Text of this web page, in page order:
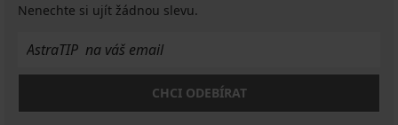
Nenechte si ujít žádnou slevu.
CHCI ODEBÍRAT